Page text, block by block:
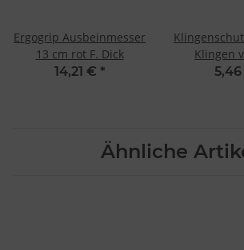
Ergogrip Ausbeinmesser
13 cm rot F. Dick
14,21 € *
Klingen
Ähnliche